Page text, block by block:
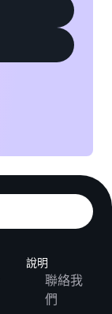
說明
聯絡我
們